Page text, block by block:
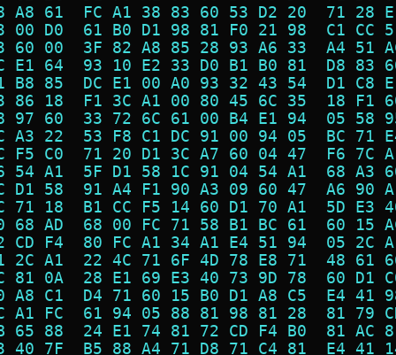
A8 61  FC A1 38 83 60 53 D2 20  71
00 D0  61 B0 D1 98 81 F0 21 98  C1
60 00  3F 82 A8 85 28 93 A6 33  A4
E1 64  93 10 E2 33 D0 B1 B0 81  D8
B8 85  DC E1 00 A0 93 32 43 54  D1
86 18  F1 3C A1 00 80 45 6C 35  18
97 60  33 72 6C 61 00 B4 E1 94  05
A3 22  53 F8 C1 DC 91 00 94 05  BC
F5 C0  71 20 D1 3C A7 60 04 47  F6
54 A1  5F D1 58 1C 91 04 54 A1  68
D1 58  91 A4 F1 90 A3 09 60 47  A6
71 18  B1 CC F5 14 60 D1 70 A1  5D
68 AD  68 00 FC 71 58 B1 BC 61  60
CD F4  80 FC A1 34 A1 E4 51 94  05
2C A1  22 4C 71 6F 4D 78 E8 71  48
81 0A  28 E1 69 E3 40 73 9D 78  60
A8 C1  D4 71 60 15 B0 D1 A8 C5  E4
A1 FC  61 94 05 88 81 98 81 28  81
65 88  24 E1 74 81 72 CD F4 B0  81
40 7F  B5 88 A4 71 D8 71 C4 81  E4